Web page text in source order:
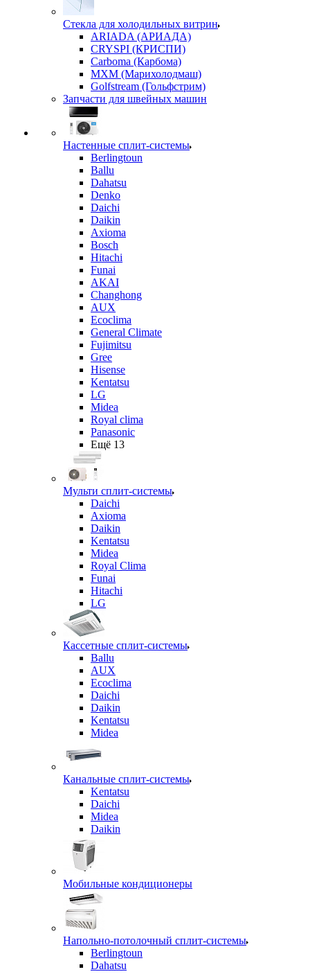
Стекла для холодильных витрин
ARIADA (АРИАДА)
CRYSPI (КРИСПИ)
Carboma (Карбома)
MXM (Марихолодмаш)
Golfstream (Гольфстрим)
Запчасти для швейных машин
Настенные сплит-системы
Berlingtoun
Ballu
Dahatsu
Denko
Daichi
Daikin
Axioma
Bosch
Hitachi
Funai
AKAI
Changhong
AUX
Ecoclima
General Climate
Fujimitsu
Gree
Hisense
Kentatsu
LG
Midea
Royal clima
Panasonic
Ещё 13
Мульти сплит-системы
Daichi
Axioma
Daikin
Kentatsu
Midea
Royal Clima
Funai
Hitachi
LG
Кассетные сплит-системы
Ballu
AUX
Ecoclima
Daichi
Daikin
Kentatsu
Midea
Канальные сплит-системы
Kentatsu
Daichi
Midea
Daikin
Мобильные кондиционеры
Напольно-потолочный сплит-системы
Berlingtoun
Dahatsu